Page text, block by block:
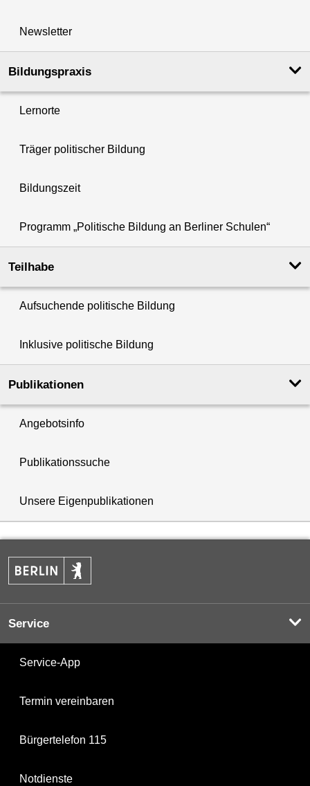
Newsletter
Bildungspraxis
Lernorte
Träger politischer Bildung
Bildungszeit
Programm „Politische Bildung an Berliner Schulen“
Teilhabe
Aufsuchende politische Bildung
Inklusive politische Bildung
Publikationen
Angebotsinfo
Publikationssuche
Unsere Eigenpublikationen
Service
Service-App
Termin vereinbaren
Bürgertelefon 115
Notdienste